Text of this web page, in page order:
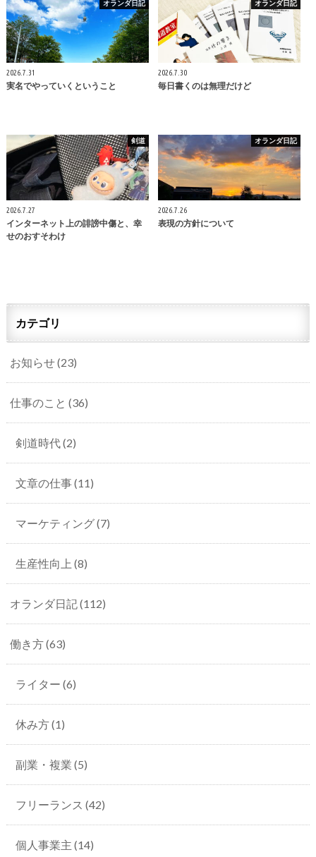
オランダ日記
2026.7.31
実名でやっていくということ
オランダ日記
2026.7.30
毎日書くのは無理だけど
剣道
2026.7.27
インターネット上の誹謗中傷と、幸
せのおすそわけ
オランダ日記
2026.7.26
表現の方針について
カテゴリ
お知らせ(23)
仕事のこと (36)
剣道時代(2)
文章の仕事(11)
マーケティング(7)
生産性向上 (8)
オランダ日記(112)
働き方(63)
ライター (6)
休み方(1)
副業・複業 (5)
フリーランス (42)
個人事業主 (14)